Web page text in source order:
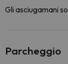
Gli asciugamani
Parcheggio